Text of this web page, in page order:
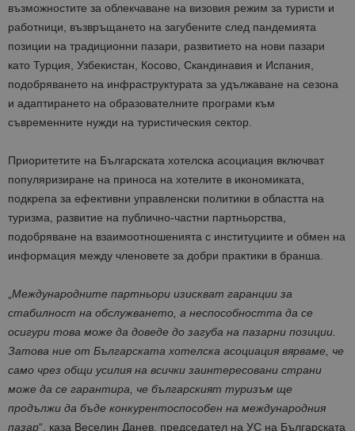
възможностите за облекчаване на визовия режим за туристи и
работници, възвръщането на загубените след пандемията
позиции на традиционни пазари, развитието на нови пазари
като Турция, Узбекистан, Косово, Скандинавия и Испания,
подобряването на инфраструктурата за удължаване на сезона
и адаптирането на образователните програми към
съвременните нужди на туристическия сектор.
Приоритетите на Българската хотелска асоциация включват
популяризиране на приноса на хотелите в икономиката,
подкрепа за ефективни управленски политики в областта на
туризма, развитие на публично-частни партньорства,
подобряване на взаимоотношенията с институциите и обмен на
информация между членовете за добри практики в бранша.
„Международните партньори изискват гаранции за
стабилност на обслужването, а неспособността да се
осигури това може да доведе до загуба на пазарни позиции.
Затова ние от Българската хотелска асоциация вярваме, че
само чрез общи усилия на всички заинтересовани страни
може да се гарантира, че българският туризъм ще
продължи да бъде конкурентоспособен на международния
пазар“, каза Веселин Данев, председател на УС на Българската